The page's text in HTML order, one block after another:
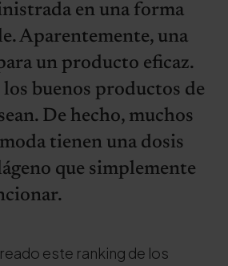
en una forma
Aparentemente, una
un producto eficaz.
los buenos productos de
De hecho, muchos
tienen una dosis
que simplemente
este ranking de los